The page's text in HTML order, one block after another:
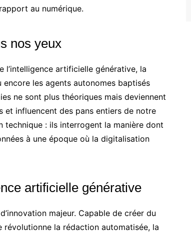
au numérique.
nos yeux
l’intelligence artificielle générative, la
les agents autonomes baptisés
ne sont plus théoriques mais deviennent
et influencent des pans entiers de notre
technique : ils interrogent la manière dont
à une époque où la digitalisation
artificielle générative
majeur. Capable de créer du
la rédaction automatisée, la